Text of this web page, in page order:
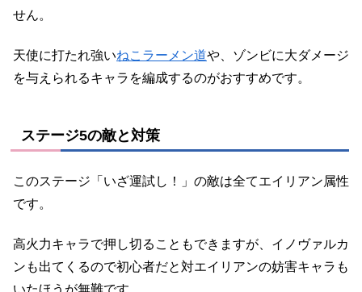
せん。
天使に打たれ強いねこラーメン道や、ゾンビに大ダメージ
を与えられるキャラを編成するのがおすすめです。
ステージ5の敵と対策
このステージ「いざ運試し！」の敵は全てエイリアン属性
です。
高火力キャラで押し切ることもできますが、イノヴァルカ
ンも出てくるので初心者だと対エイリアンの妨害キャラも